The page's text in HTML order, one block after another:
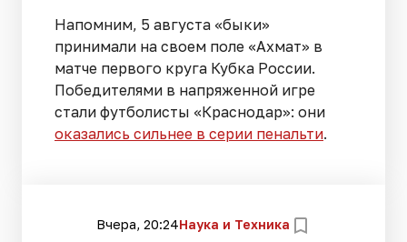
Напомним, 5 августа «быки»
принимали на своем поле «Ахмат» в
матче первого круга Кубка России.
Победителями в напряженной игре
стали футболисты «Краснодар»: они
оказались сильнее в серии пенальти.
Вчера, 20:24Наука и Техника